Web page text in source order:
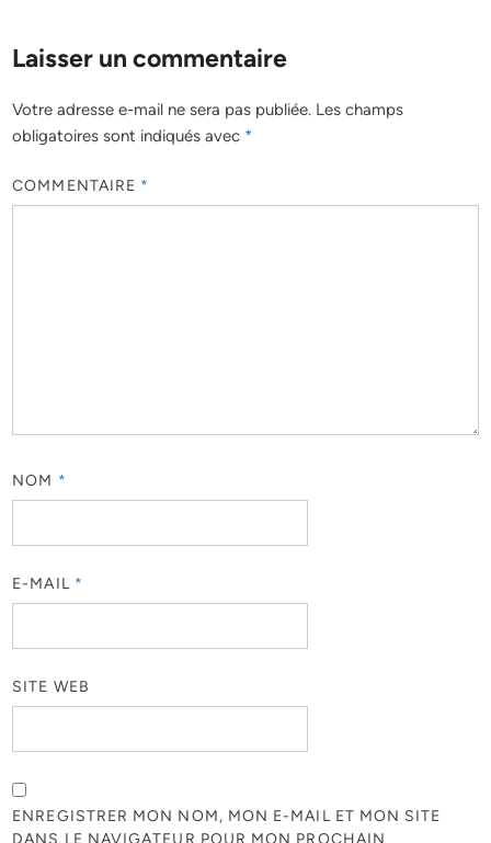
Laisser un commentaire
Votre adresse e-mail ne sera pas publiée. Les champs
obligatoires sont indiqués avec *
COMMENTAIRE *
NOM *
E-MAIL *
SITE WEB
ENREGISTRER MON NOM, MON E-MAIL ET MON SITE
DANS LE NAVIGATEUR POUR MON PROCHAIN